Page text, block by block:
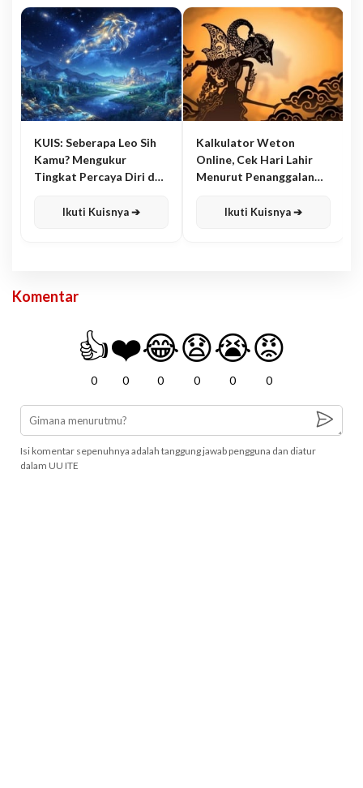
KUIS: Seberapa Leo Sih
Kamu? Mengukur
Tingkat Percaya Diri dan
Ikuti Kuisnya ➔
Kalkulator Weton
Online, Cek Hari Lahir
Menurut Penanggalan
Ikuti Kuisnya ➔
Komentar
👍
0
❤️
0
😂
0
😧
0
😭
0
😡
0
Isi komentar sepenuhnya adalah tanggung jawab pengguna dan diatur
dalam UU ITE